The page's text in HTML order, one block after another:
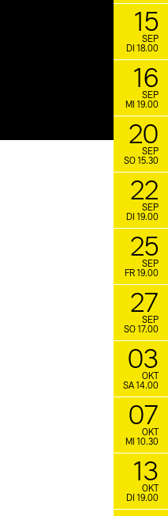
15
SEP
DI 18.00
16
SEP
MI 19.00
20
SEP
SO 15.30
22
SEP
DI 19.00
25
SEP
FR 19.00
27
SEP
SO 17.00
03
OKT
SA 14.00
07
OKT
MI 10.30
13
OKT
DI 19.00